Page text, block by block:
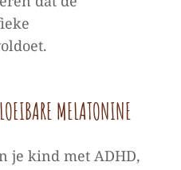
MELATONINE
je kind met ADHD,